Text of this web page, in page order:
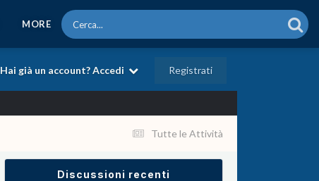
MORE
Hai già un account? Accedi Registrati
Tutte le Attività
Discussioni recenti